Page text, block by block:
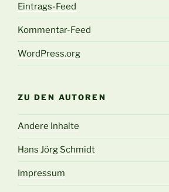
Eintrags-Feed
Kommentar-Feed
WordPress.org
ZU DEN AUTOREN
Andere Inhalte
Hans Jörg Schmidt
Impressum